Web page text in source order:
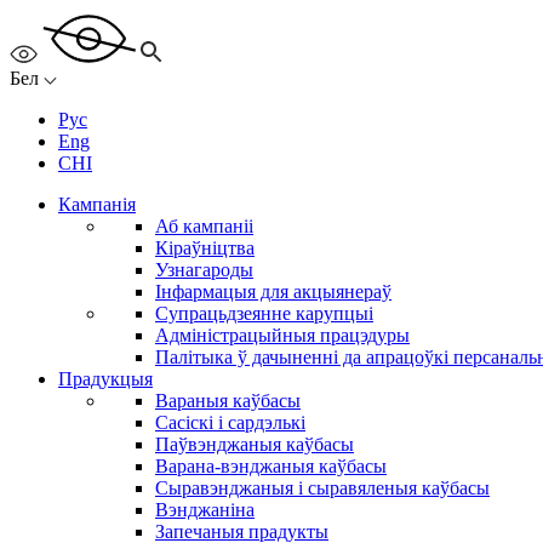
Бел
Рус
Eng
CHI
Кампанія
Аб кампаніі
Кіраўніцтва
Узнагароды
Інфармацыя для акцыянераў
Супрацьдзеянне карупцыі
Адміністрацыйныя працэдуры
Палітыка ў дачыненні да апрацоўкі
Прадукцыя
Вараныя каўбасы
Сасіскі і сардэлькі
Паўвэнджаныя каўбасы
Варана-вэнджаныя каўбасы
Сыравэнджаныя і сыравяленыя каўбасы
Вэнджаніна
Запечаныя прадукты